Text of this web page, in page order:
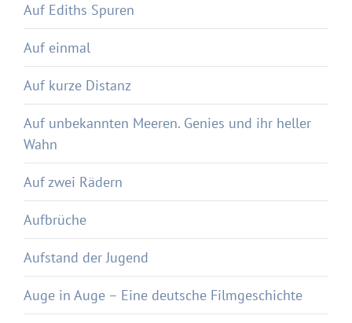
Auf Ediths Spuren
Auf einmal
Auf kurze Distanz
Auf unbekannten Meeren. Genies und ihr heller
Wahn
Auf zwei Rädern
Aufbrüche
Aufstand der Jugend
Auge in Auge – Eine deutsche Filmgeschichte